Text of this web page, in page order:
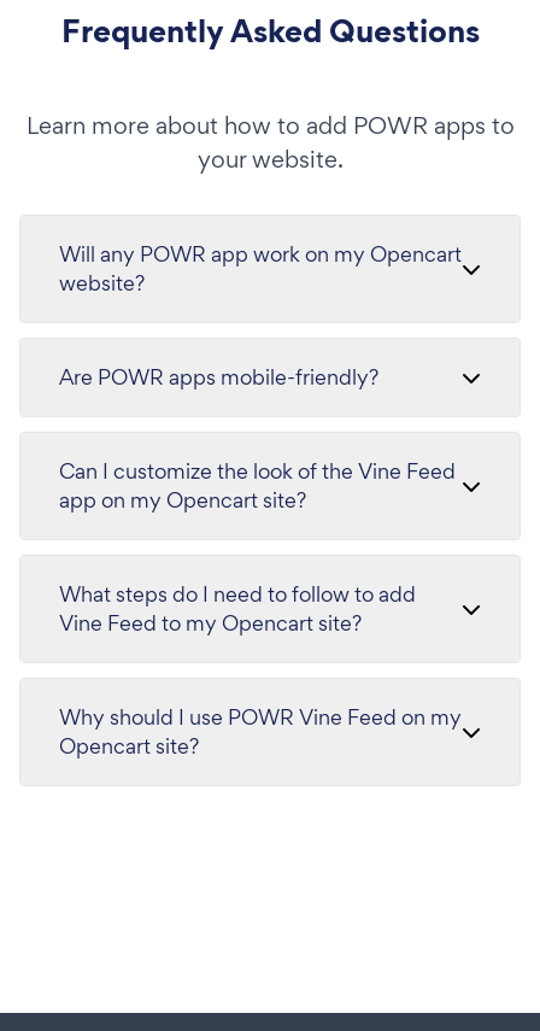
Frequently Asked Questions
Learn more about how to add POWR apps to
your website.
Will any POWR app work on my Opencart
website?
Are POWR apps mobile-friendly?
Can I customize the look of the Vine Feed
app on my Opencart site?
What steps do I need to follow to add
Vine Feed to my Opencart site?
Why should I use POWR Vine Feed on my
Opencart site?